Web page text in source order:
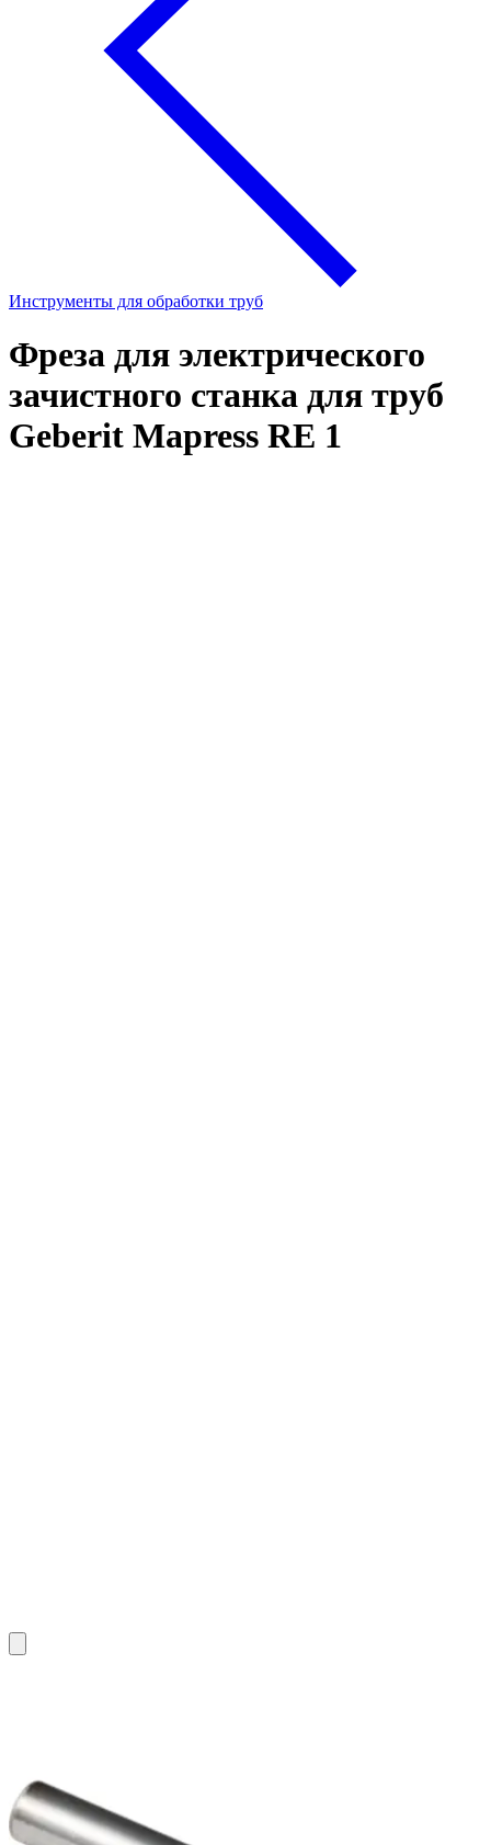
Инструменты для обработки труб
Фреза для электрического
зачистного станка для труб
Geberit Mapress RE 1